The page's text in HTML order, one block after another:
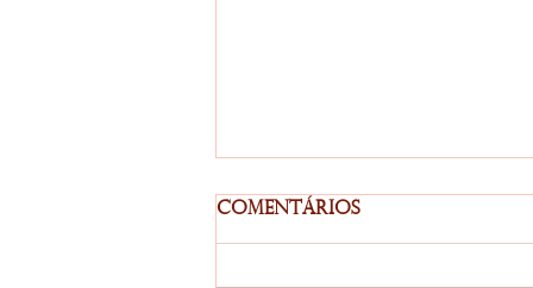
Comentários